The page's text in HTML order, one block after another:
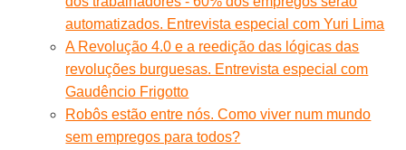
automatizados. Entrevista especial com Yuri Lima
A Revolução 4.0 e a reedição das lógicas das
revoluções burguesas. Entrevista especial com
Gaudêncio Frigotto
Robôs estão entre nós. Como viver num mundo
sem empregos para todos?